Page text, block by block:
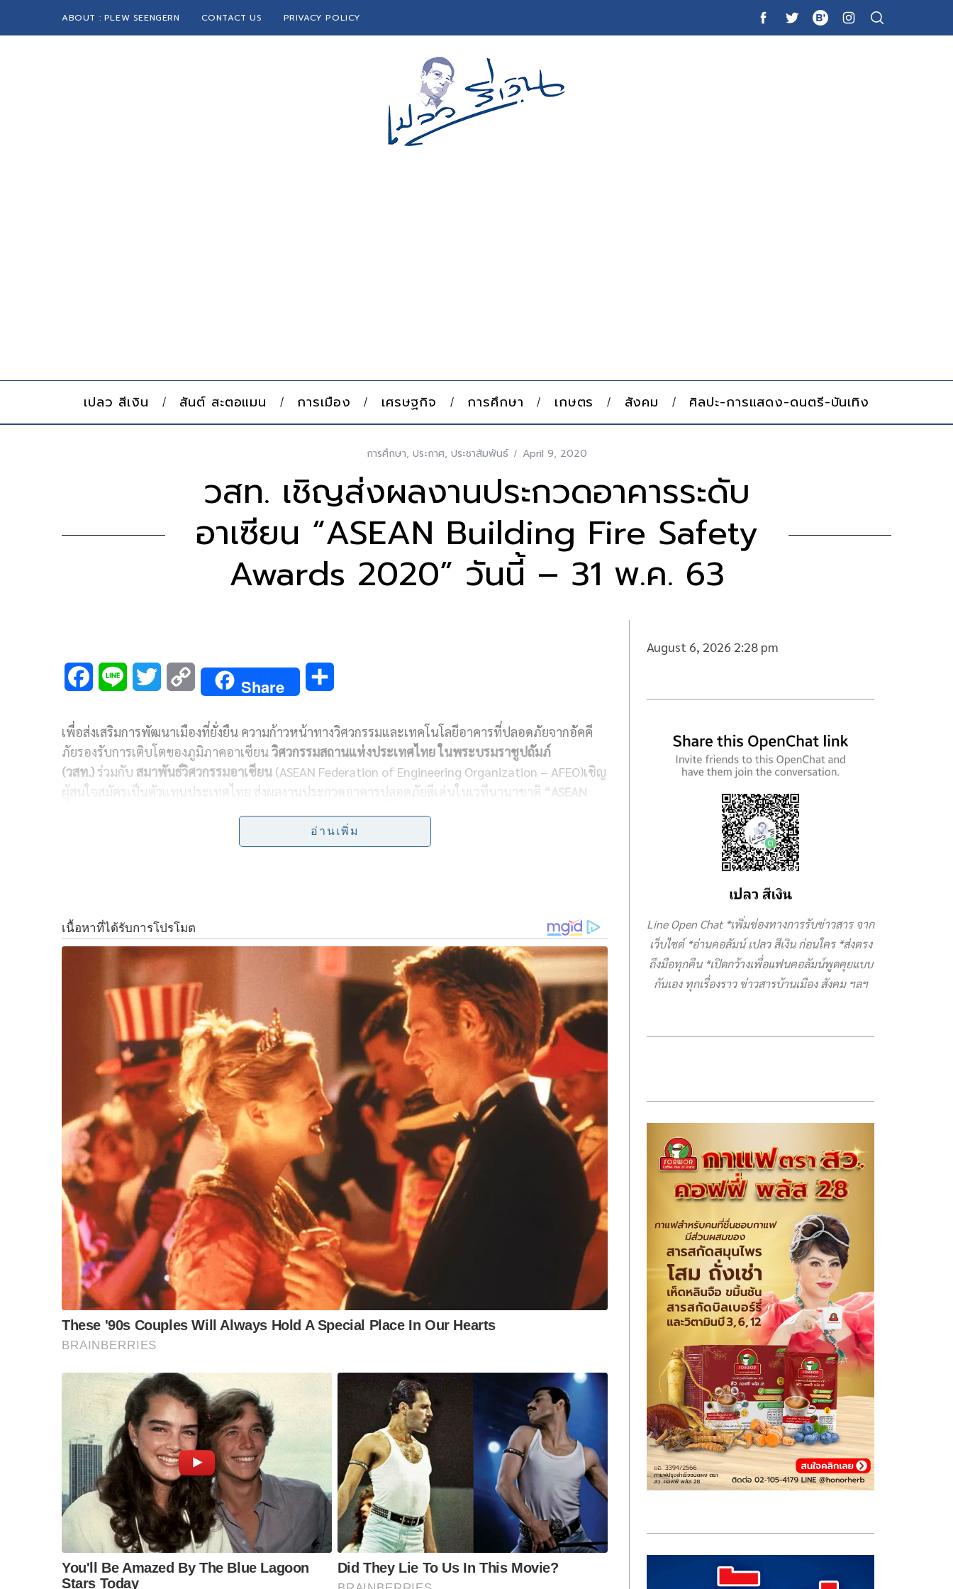
ABOUT : PLEW SEENGERN CONTACT US PRIVACY POLICY
เปลว สีเงิน สันต์ สะตอแมน การเมือง เศรษฐกิจ การศึกษา เกษตร สังคม ศิลปะ-การแสดง-ดนตรี-บันเทิง
การศึกษา, ประกาศ, ประชาสัมพันธ์ April 9, 2020
วสท. เชิญส่งผลงานประกวดอาคารระดับ
อาเซียน “ASEAN Building Fire Safety
Awards 2020” วันนี้ – 31 พ.ค. 63
c
e
b
n
e
i
t
t
p
y
L
Share
a
e
เพื่อส่งเสริมการพัฒนาเมืองที่ยั่งยืน ความก้าวหน้าทางวิศวกรรมและเทคโนโลยีอาคารที่ปลอดภัยจากอัคคี
ภัยรองรับการเติบโตของภูมิภาคอาเซียนวิศวกรรมสถานแห่งประเทศไทย ในพระบรมราชูปถัมภ์
(วสท.)ร่วมกับ สมาพันธ์วิศวกรรมอาเซียน (ASEAN Federation of Engineering Organization – AFEO)เชิญ
ผู้สนใจสมัครเป็นตัวแทนประเทศไทย ส่งผลงานประกวดอาคารปลอดภัยดีเด่นในเวทีนานาชาติ “ ASEAN
มีอุปกรณ์ประกอบอาคารตามกฎหมายกำหนด ผ่านการตรวจสอบอาคาร รวม
ถึงการบำรุงรักษาและทดสอบสมรรถนะอุปกรณ์ความปลอดภัยอย่างต่อเนื่อง
ปลอดภัยอาคารของประเทศสู่อาเซียน สร้างมาตรฐานและแบบอย่างให้แก่องค์กร หน่วยงาน เจ้าของอาคาร
ตลอดจนผู้ประกอบการอสังหาริมทรัพย์ได้ตระหนักถึงระบบความปลอดภัยในชีวิตและทรัพย์สิน ทั้งนี้ ผู้ผ่าน
เกณฑ์การประเมินจะได้รับสิทธิ์เสนอชื่อรับรางวัลในงานประชุมนานาชาติสมาพันธ์วิศวกรรม
อาเซียนหรือCAFEOครั้งที่ 38
Conference of the ASEAN Federation of Engineering
Organizations ) ซึ่งปีนี้ประเทศเวียดนามเป็นเจ้าภาพ กำหนดจัดวันที่ 25 – 27 พฤศจิกายน 2563 ณ เมือ
กำหนดการASEAN Building Fire Safety Awards 2020
เปิดรับแบบของอาคาร วันนี้ – 31 พฤษภาคม 2563
ประกาศผลผู้เข้ารอบครั้งที่ 1 คะแนนผ่านเกณฑ์ร้อยละ 60 วันที่ 8 มิถุนายน 2563
ลงพื้นที่ตรวจสอบอาคาร มิถุนายน – สิงหาคม256
ประกาศผลอาคารที่ผ่านเกณฑ์เพื่อเข้ารับรางวัล คะแนนผ่านร้อยละ 80 วันที่ 30 กันยายน 2563
ส่งรายชื่อเพื่อรับรางวัล วันที่ 15 ตุลาคม 2563
วันประกาศการรับรางวัลระดับอาเซียนเวทีงาน (CAFEO38th 2020ณ ประเทศเวียดนาม
27 พฤศจิกายน 2563
ผู้สนใจดาวโหลดใบสมัครที่
ลิ้งค์https://drive.google.com/drive/folders/18rRVMY6zYjWj858QmuVmFT4ZKowzbYxT
ช่องทางการส่งแบบอาคาร
1.อัพโหลดไฟล์แบบอาคารผ่านGoogle Driveส่งลิงค์มาที่E-mail:foreignaffairs@eit.or.th
หรือ
ส่งแบบอาคารที่มายัง คุณเยาวรักษ์ วสท. เลขที่ 487 ซอยรามคำแหง 39 แขวงพลับพลา เขต
วังทองหลาง กรุงเทพมหานคร 10310
หมดเขตส่งใบสมัครและแบบระบบป้องกันอัคคีภัยของอาคาร ในวันที่ 31 พฤษภาคม 2563 สอบถามราย
ละเอียดได้ที่ คุณเยาวรักษ์ วสท. โทร.0-2184-4600-9 ต่อ514มือถือ08-9055-2899โทรสาร.0-2184-
4662 E-mail:foreignaffairs@eit.or.th
F
L
T
C
Share
S
อ่านเพิ่ม
August 6, 2026 2:28 pm
Line Open Chat *เพิ่มช่องทางการรับข่าวสาร จาก
เว็บไซต์ *อ่านคอลัมน์ เปลว สีเงิน ก่อนใคร *ส่งตรง
ถึงมือทุกคืน *เปิดกว้างเพื่อแฟนคอลัมน์พูดคุยแบบ
กันเอง ทุกเรื่องราว ข่าวสารบ้านเมือง สังคม ฯลฯ
S
a
r
c
h
o
r